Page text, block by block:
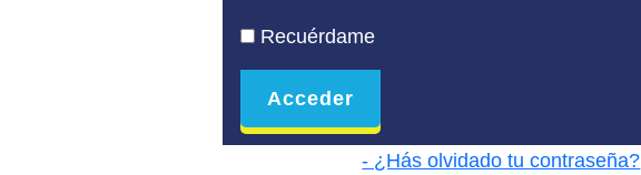
Recuérdame
- ¿Hás olvidado tu contraseña?